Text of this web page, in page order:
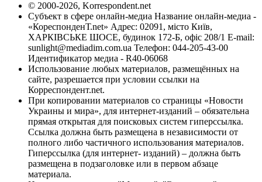
© 2000-2026, Korrespondent.net
Субъект в сфере онлайн-медиа Название онлайн-медиа -
«КореспонденТ.net» Адрес: 02091, місто Київ,
ХАРКІВСЬКЕ ШОСЕ, будинок 172-Б, офіс 208/1 E-mail:
sunlight@mediadim.com.ua Телефон: 044-205-43-00
Идентификатор медиа - R40-06068
Использование любых материалов, размещённых на
сайте, разрешается при условии ссылки на
Корреспондент.net.
При копировании материалов со страницы «Новости
Украины и мира», для интернет-изданий – обязательна
прямая открытая для поисковых систем гиперссылка.
Ссылка должна быть размещена в независимости от
полного либо частичного использования материалов.
Гиперссылка (для интернет- изданий) – должна быть
размещена в подзаголовке или в первом абзаце
материала.